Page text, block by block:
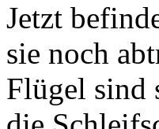
Jetzt
sie noch
Flügel sind